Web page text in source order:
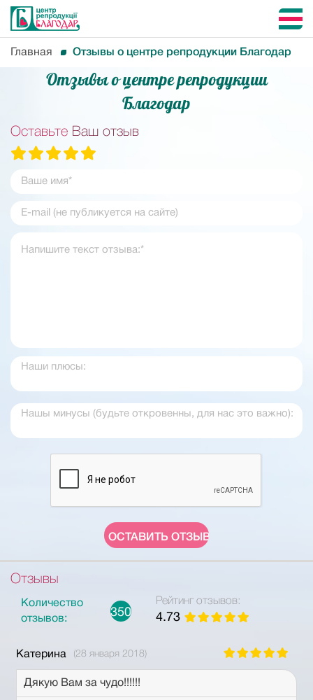
Главная Отзывы о центре репродукции Благодар
Отзывы о центре репродукции
Благодар
Оставьте Ваш отзыв
Отзывы
Количество
отзывов:
350
Рейтинг отзывов:
4.73
Катерина (28 января 2018)
Дякую Вам за чудо!!!!!!